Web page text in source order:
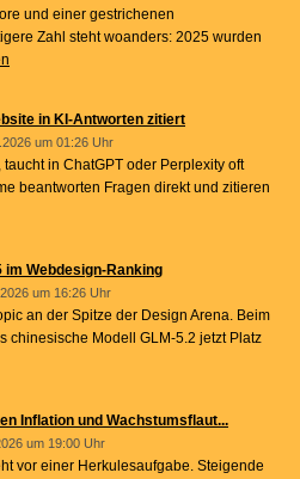
und einer gestrichenen
Zahl steht woanders: 2025 wurden
in KI-Antworten zitiert
um 01:26 Uhr
in ChatGPT oder Perplexity oft
beantworten Fragen direkt und zitieren
im Webdesign-Ranking
um 16:26 Uhr
an der Spitze der Design Arena. Beim
chinesische Modell GLM-5.2 jetzt Platz
Inflation und Wachstumsflaut...
um 19:00 Uhr
vor einer Herkulesaufgabe. Steigende